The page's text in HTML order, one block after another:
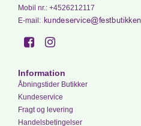
Mobil nr.: +4526212117
E-mail:
Information
Åbningstider Butikker
Kundeservice
Fragt og levering
Handelsbetingelser